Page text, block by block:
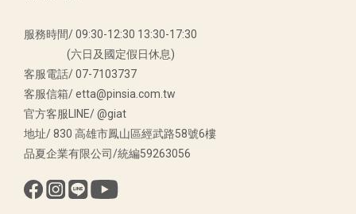
服務時間/ 09:30-12:30 13:30-17:30
(六日及國定假日休息)
客服電話/ 07-7103737
客服信箱/ etta@pinsia.com.tw
官方客服LINE/ @giat
地址/ 830 高雄市鳳山區經武路58號6樓
品夏企業有限公司/統編59263056